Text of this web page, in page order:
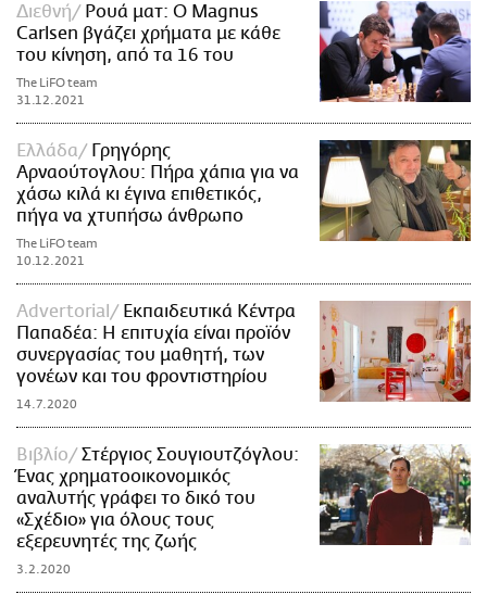
Διεθνή
Ρουά ματ: Ο Magnus
Carlsen βγάζει χρήματα με κάθε
του κίνηση, από τα 16 του
The LiFO team
31.12.2021
Ελλάδα
Γρηγόρης
Αρναούτογλου: Πήρα χάπια για να
χάσω κιλά κι έγινα επιθετικός,
πήγα να χτυπήσω άνθρωπο
The LiFO team
10.12.2021
Advertorial
Εκπαιδευτικά Κέντρα
Παπαδέα: Η επιτυχία είναι προϊόν
συνεργασίας του μαθητή, των
γονέων και του φροντιστηρίου
14.7.2020
Βιβλίο
Στέργιος Σουγιουτζόγλου:
Ένας χρηματοοικονομικός
αναλυτής γράφει το δικό του
«Σχέδιο» για όλους τους
εξερευνητές της ζωής
3.2.2020